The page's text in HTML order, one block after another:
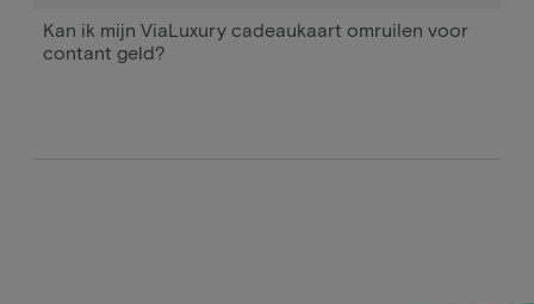
Kan ik mijn ViaLuxury cadeaukaart omruilen voor
contant geld?